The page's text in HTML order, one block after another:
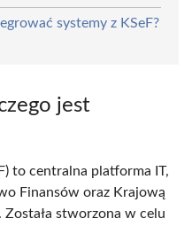
systemy z KSeF?
jest
to centralna platforma IT,
Finansów oraz Krajową
stworzona w celu